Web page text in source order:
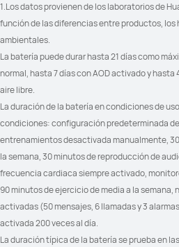
Golf (modos de campo de prácticas
Golf (distancia en tiempo real a los
obstáculos)
Golf (mapas de campos ampliables)
1.Los datos provienen de los laboratorios de
función de las diferencias entre productos, los
ambientales.
La batería puede durar hasta 21 días como
normal, hasta 7 días con AOD activado y hasta
aire libre.
La duración de la batería en condiciones de
condiciones: configuración predeterminada
entrenamientos desactivada manualmente,
la semana, 30 minutos de reproducción de
frecuencia cardiaca siempre activado,
90 minutos de ejercicio de media a la
activadas (50 mensajes, 6 llamadas y 3
activada 200 veces al día.
La duración típica de la batería se prueba en